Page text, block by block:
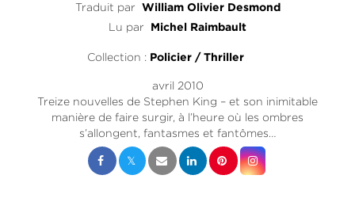
Traduit par William Olivier Desmond
Lu par Michel Raimbault
Collection : Policier / Thriller
avril 2010
Treize nouvelles de Stephen King – et son inimitable
manière de faire surgir, à l’heure où les ombres
s’allongent, fantasmes et fantômes…